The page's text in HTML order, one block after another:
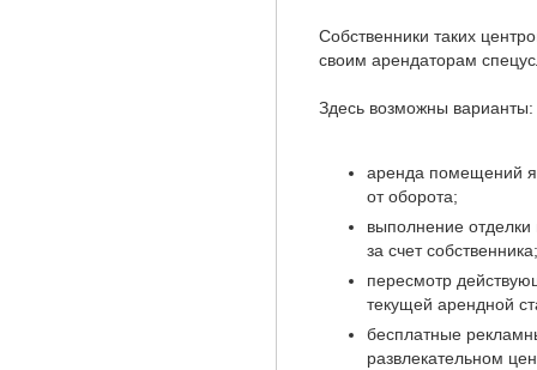
Собственники таких
своим арендаторам
Здесь возможны варианты:
аренда помещений
от оборота;
выполнение
за счет собственника;
пересмотр
текущей арендной
бесплатные
развлекательном